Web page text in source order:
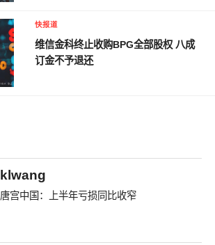
快报道
维信金科终止收购BPG全部股权 八成
订金不予退还
klwang
唐宫中国：上半年亏损同比收窄